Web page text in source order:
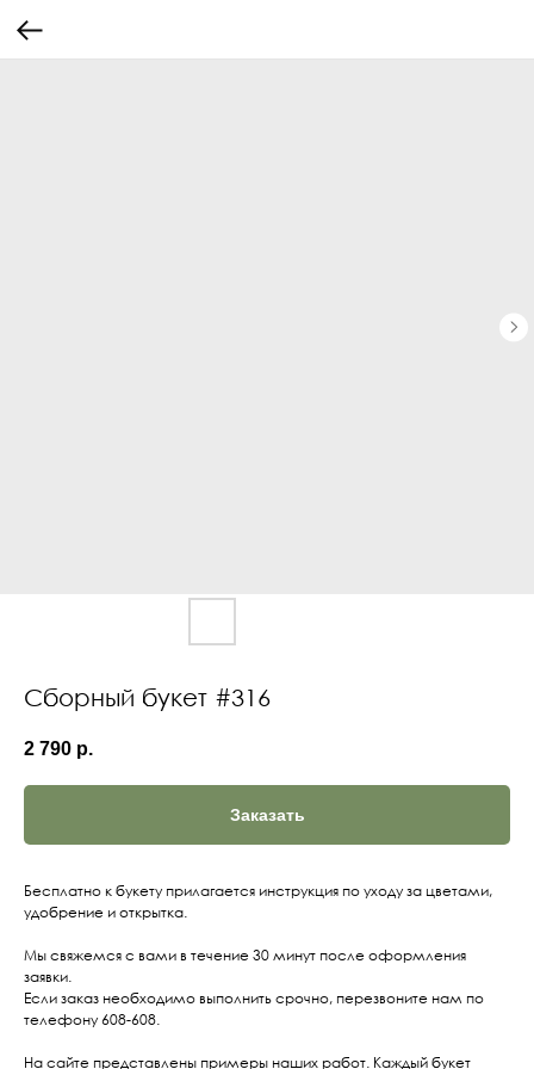
Сборный букет #316
2 790 р.
Заказать
Бесплатно к букету прилагается инструкция по уходу за цветами,
удобрение и открытка.
Мы свяжемся с вами в течение 30 минут после оформления
заявки.
Если заказ необходимо выполнить срочно, перезвоните нам по
телефону 608-608.
На сайте представлены примеры наших работ. Каждый букет